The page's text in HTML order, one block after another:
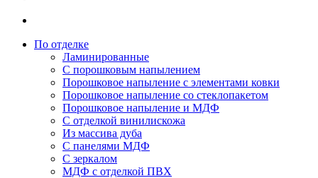
По отделке
Ламинированные
С порошковым напылением
Порошковое напыление с элементами ковки
Порошковое напыление со стеклопакетом
Порошковое напыление и МДФ
С отделкой винилискожа
Из массива дуба
С панелями МДФ
С зеркалом
МДФ с отделкой ПВХ